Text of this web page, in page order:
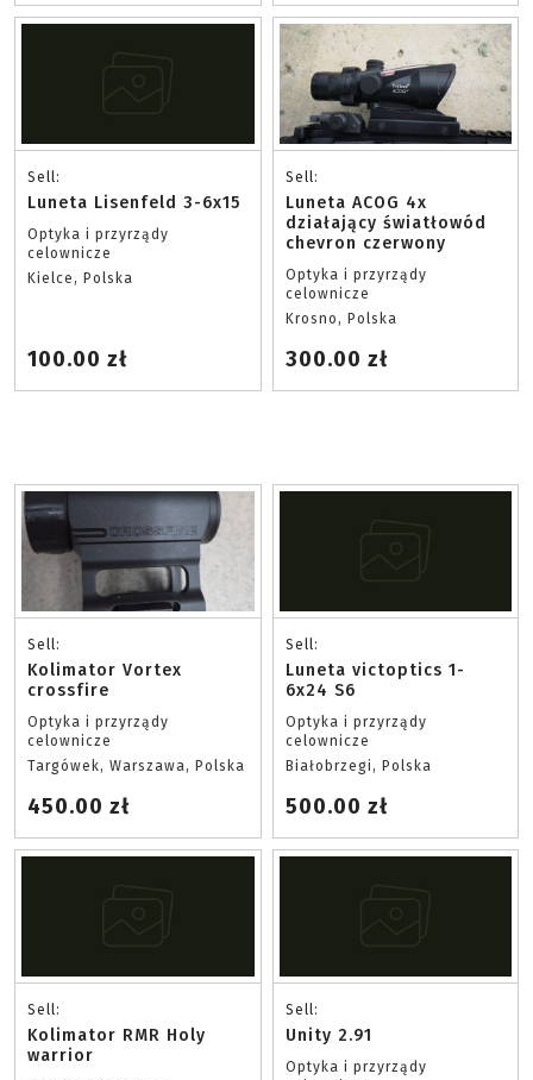
Sell:
Luneta Lisenfeld 3-6x15
Optyka i przyrządy
celownicze
Kielce, Polska
100.00 zł
Sell:
Luneta ACOG 4x
działający światłowód
chevron czerwony
Optyka i przyrządy
celownicze
Krosno, Polska
300.00 zł
Sell:
Kolimator Vortex
crossfire
Optyka i przyrządy
celownicze
Targówek, Warszawa, Polska
450.00 zł
Sell:
Luneta victoptics 1-
6x24 S6
Optyka i przyrządy
celownicze
Białobrzegi, Polska
500.00 zł
Sell:
Kolimator RMR Holy
warrior
Sell:
Unity 2.91
Optyka i przyrządy